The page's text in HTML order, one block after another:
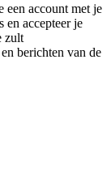
account met je
en accepteer je
zult
berichten van de